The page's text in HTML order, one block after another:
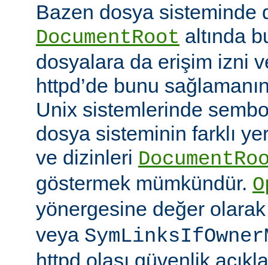
Bazen dosya sisteminde
DocumentRoot altında
dosyalara da erişim izni
httpd’de bunu
Unix sistemlerinde
dosya sisteminin farklı
ve dizinleri
göstermek mümkündür.
yönergesine değer
veya